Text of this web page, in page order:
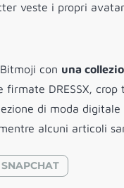
veste i propri
con una
DRESSX,
di moda digitale
alcuni articoli
SNAPCHAT